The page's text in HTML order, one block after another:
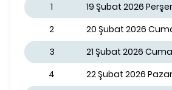
1
19 Şubat 2026
2
20 Şubat 2026
3
21 Şubat 2026
4
22 Şubat 2026 Pazar